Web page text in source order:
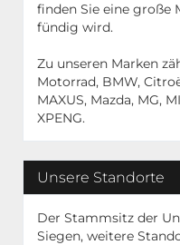
finden Sie eine große
fündig wird.
Zu unseren Marken
Motorrad, BMW,
MAXUS, Mazda, MG,
XPENG.
Unsere Standorte
Der Stammsitz der
Siegen, weitere